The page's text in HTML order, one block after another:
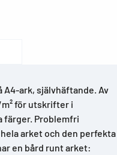
ark, självhäftande. Av
för utskrifter i
färger. Problemfri
arket och den perfekta
en bård runt arket: